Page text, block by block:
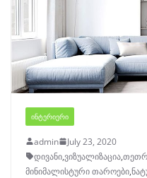
ᲘᲜᲢᲔᲠᲘᲔᲠᲘ
admin
July 23, 2020
დივანი,ვიზუალიზაცია,
მინიმალისტური თაროები,